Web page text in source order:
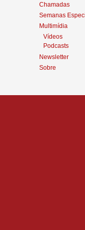
Chamadas
Semanas
Multimídia
Vídeos
Podcasts
Newsletter
Sobre